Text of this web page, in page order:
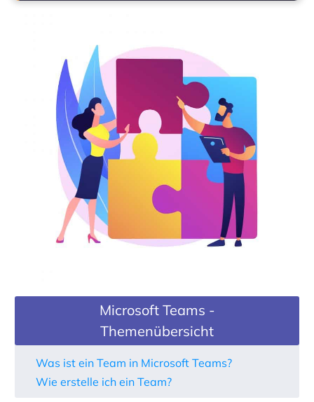
Microsoft Teams -
Themenübersicht
Was ist ein Team in Microsoft Teams?
Wie erstelle ich ein Team?